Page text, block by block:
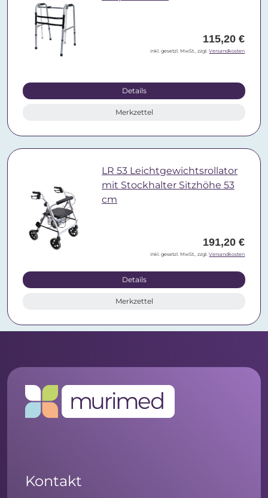
115,20 €
inkl. gesetzl. MwSt., zzgl.Versandkosten
Details
Merkzettel
LR 53 Leichtgewichtsrollator
mit Stockhalter Sitzhöhe 53
cm
191,20 €
inkl. gesetzl. MwSt., zzgl.Versandkosten
Details
Merkzettel
Kontakt